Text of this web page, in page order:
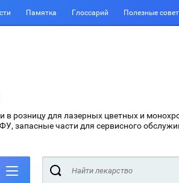
Памятка Глоссарий Полезные
в розницу для лазерных цветных и
запасные части для сервисного